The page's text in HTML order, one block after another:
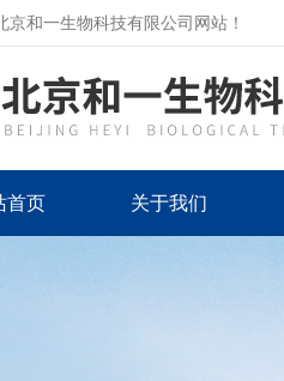
京和一生物科技有限公司网站！
首页 关于我们